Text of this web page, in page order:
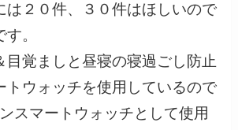
は２０件、３０件はほしいので
。
目覚ましと昼寝の寝過ごし防止
トウォッチを使用しているので
スマートウォッチとして使用